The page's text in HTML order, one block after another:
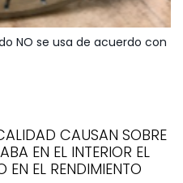
NO se usa de acuerdo con
CAUSAN SOBRE
EN EL INTERIOR EL
EN EL RENDIMIENTO